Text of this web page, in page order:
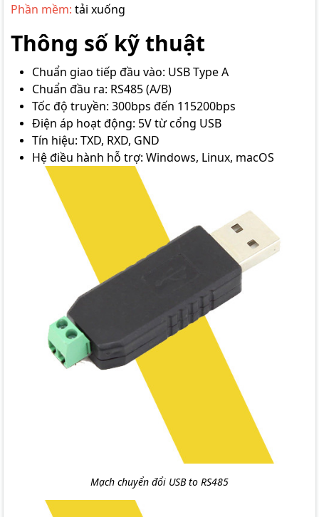
Phần mềm: tải xuống
Thông số kỹ thuật
Chuẩn giao tiếp đầu vào: USB Type A
Chuẩn đầu ra: RS485 (A/B)
Tốc độ truyền: 300bps đến 115200bps
Điện áp hoạt động: 5V từ cổng USB
Tín hiệu: TXD, RXD, GND
Hệ điều hành hỗ trợ: Windows, Linux, macOS
Mạch chuyển đổi USB to RS485